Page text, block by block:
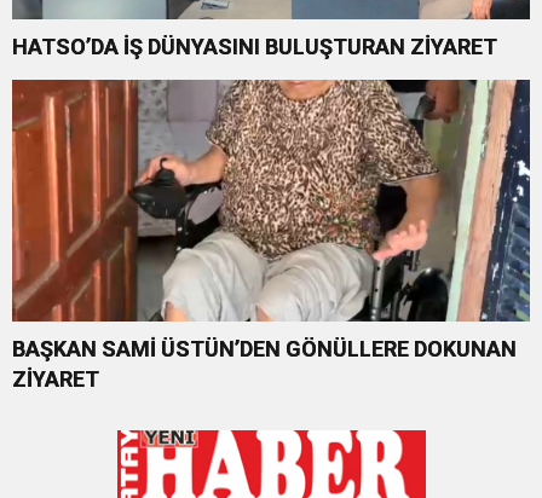
HATSO’DA İŞ DÜNYASINI BULUŞTURAN ZİYARET
BAŞKAN SAMİ ÜSTÜN’DEN GÖNÜLLERE DOKUNAN
ZİYARET